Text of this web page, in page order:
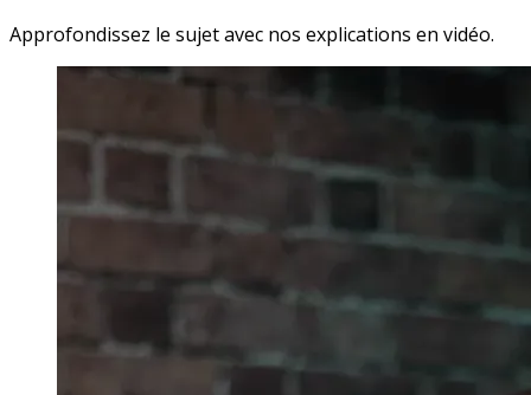
Approfondissez le sujet avec nos explications en vidéo.